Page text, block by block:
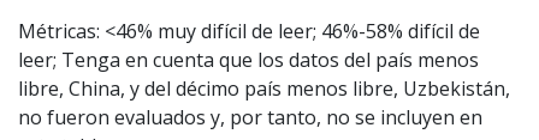
Métricas: <46% muy difícil de leer; 46%-58% difícil de
leer; Tenga en cuenta que los datos del país menos
libre, China, y del décimo país menos libre, Uzbekistán,
no fueron evaluados y, por tanto, no se incluyen en